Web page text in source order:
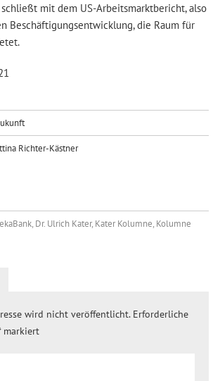
mit dem US-Arbeitsmarktbericht, also
Beschäftigungsentwicklung, die Raum für
Richter-Kästner
, Dr. Ulrich Kater, Kater Kolumne, Kolumne
wird nicht veröffentlicht. Erforderliche
markiert